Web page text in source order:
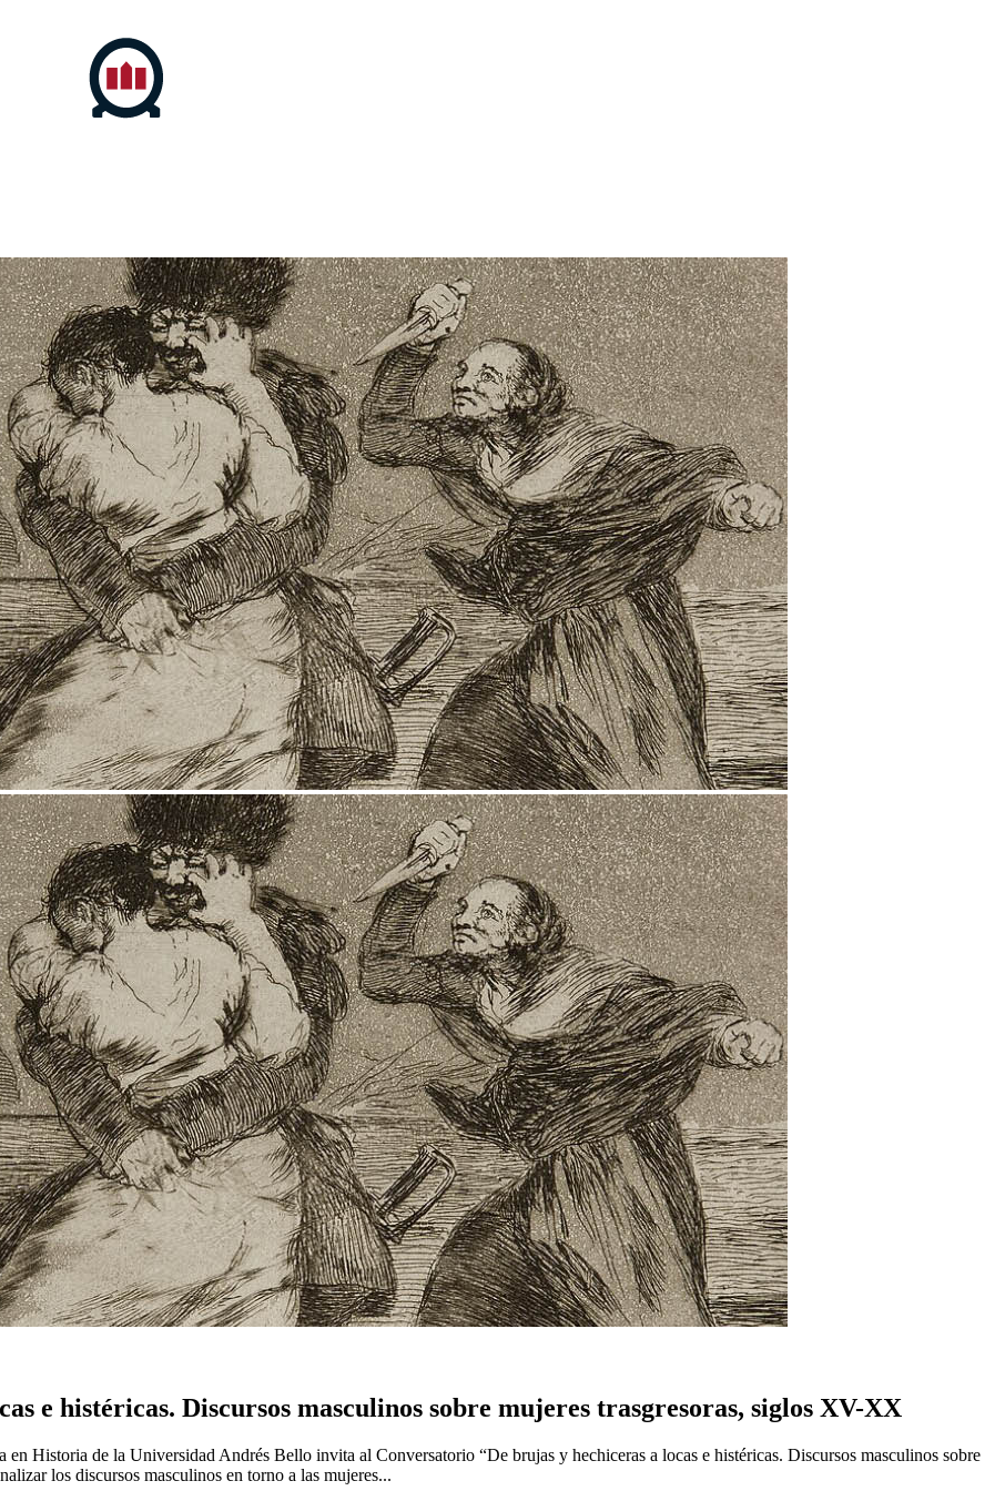
e histéricas. Discursos masculinos sobre mujeres trasgresoras, siglos XV-XX
Historia de la Universidad Andrés Bello invita al Conversatorio “De brujas y hechiceras a locas e histéricas. Discursos masculinos sobre
los discursos masculinos en torno a las mujeres...